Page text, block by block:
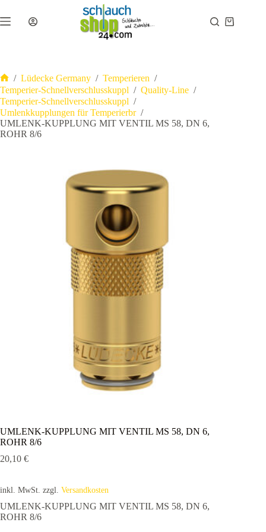
Inhalt
springen
Warenkorb
Start
/ Lüdecke Germany / Temperieren /
Temperier-Schnellverschlusskuppl / Quality-Line /
Temperier-Schnellverschlusskuppl /
Umlenkkupplungen für Temperierbr /
UMLENK-KUPPLUNG MIT VENTIL MS 58, DN 6,
ROHR 8/6
UMLENK-KUPPLUNG MIT VENTIL MS 58, DN 6,
ROHR 8/6
20,10 €
inkl. MwSt. zzgl. Versandkosten
UMLENK-KUPPLUNG MIT VENTIL MS 58, DN 6,
ROHR 8/6